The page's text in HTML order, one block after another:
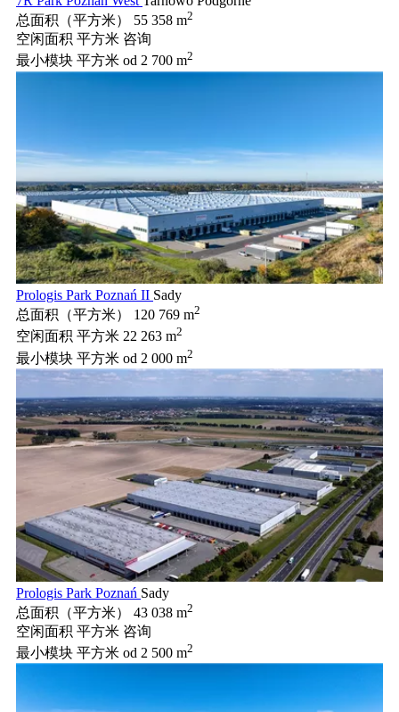
总面积（平方米）
55 358 m2
空闲面积 平方米 咨询
最小模块 平方米 od 2 700 m2
Prologis Park Poznań II Sady
总面积（平方米）
120 769 m2
空闲面积 平方米 22 263 m2
最小模块 平方米 od 2 000 m2
Prologis Park Poznań Sady
总面积（平方米）
43 038 m2
空闲面积 平方米 咨询
最小模块 平方米 od 2 500 m2